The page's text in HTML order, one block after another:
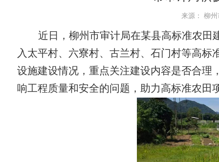
来源： 柳
近日，柳州市审计局在某县高标准农田
入太平村、六寮村、古兰村、石门村等高
设施建设情况，重点关注建设内容是否合理
响工程质量和安全的问题，助力高标准农田